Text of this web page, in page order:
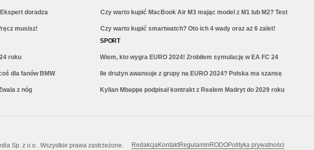
doradza
musisz!
Czy warto kupić MacBook Air M3 mając model z M1 lub M2? Test
Czy warto kupić smartwatch? Oto ich 4 wady oraz aż 6 zalet!
roku
dla fanów BMW
z nóg
SPORT
Wiem, kto wygra EURO 2024! Zrobiłem symulację w EA FC 24
Ile drużyn awansuje z grupy na EURO 2024? Polska ma szansę
Kylian Mbappe podpisał kontrakt z Realem Madryt do 2029 roku
Sp. z o.o.. Wszystkie prawa zastrzeżone. RedakcjaKontaktRegulamin RODOPolityka prywatności